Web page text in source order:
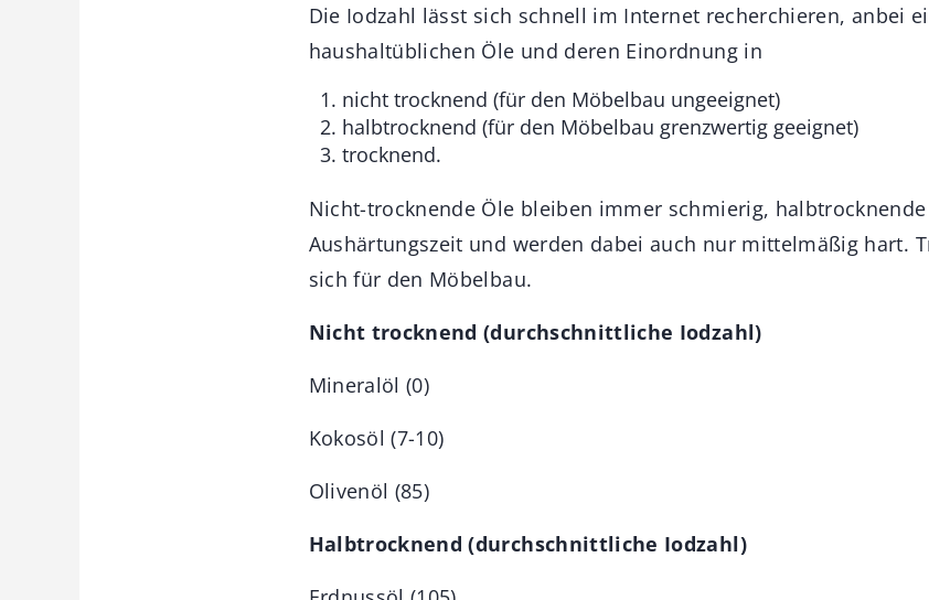
Die Iodzahl lässt sich schnell im Internet recherchieren, anbei
haushaltüblichen Öle und deren Einordnung in
nicht trocknend (für den Möbelbau ungeeignet)
halbtrocknend (für den Möbelbau grenzwertig geeignet)
trocknend.
Nicht-trocknende Öle bleiben immer schmierig,
Aushärtungszeit und werden dabei auch nur mittelmäßig hart.
sich für den Möbelbau.
Nicht trocknend (durchschnittliche Iodzahl)
Mineralöl (0)
Kokosöl (7-10)
Olivenöl (85)
Halbtrocknend (durchschnittliche Iodzahl)